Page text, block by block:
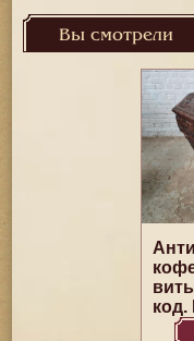
Вы смотрели
код.